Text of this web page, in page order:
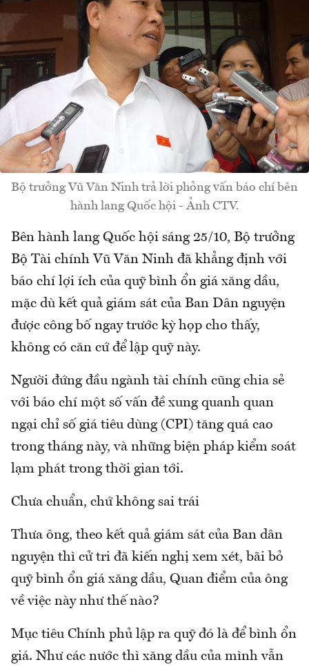
Bộ trưởng Vũ Văn Ninh trả lời phỏng vấn báo chí bên
hành lang Quốc hội - Ảnh CTV.
Bên hành lang Quốc hội sáng 25/10, Bộ trưởng
Bộ Tài chính Vũ Văn Ninh đã khẳng định với
báo chí lợi ích của quỹ bình ổn giá xăng dầu,
mặc dù kết quả giám sát của Ban Dân nguyện
được công bố ngay trước kỳ họp cho thấy,
không có căn cứ để lập quỹ này.
Người đứng đầu ngành tài chính cũng chia sẻ
với báo chí một số vấn đề xung quanh quan
ngại chỉ số giá tiêu dùng (CPI) tăng quá cao
trong tháng này, và những biện pháp kiểm soát
lạm phát trong thời gian tới.
Chưa chuẩn, chứ không sai trái
Thưa ông, theo kết quả giám sát của Ban dân
nguyện thì cử tri đã kiến nghị xem xét, bãi bỏ
quỹ bình ổn giá xăng dầu, Quan điểm của ông
về việc này như thế nào?
Mục tiêu Chính phủ lập ra quỹ đó là để bình ổn
giá. Như các nước thì xăng dầu của mình vẫn